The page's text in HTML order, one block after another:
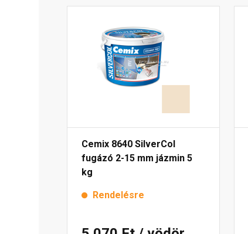
Cemix 8640 SilverCol
fugázó 2-15 mm jázmin 5
kg
Rendelésre